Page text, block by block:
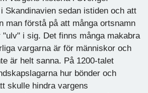
Skandinavien sedan istiden och att
man förstå på att många ortsnamn
"ulv" i sig. Det finns många makabra
vargarna är för människor och
är helt sanna. På 1200-talet
hur bönder och
skulle hindra vargens